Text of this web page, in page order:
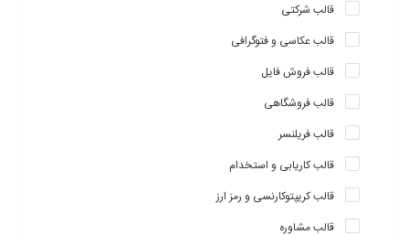
قالب شرکتی
قالب عکاسی و فتوگرافی
قالب فروش فایل
قالب فروشگاهی
قالب فریلنسر
قالب کاریابی و استخدام
قالب کریپتوکارنسی و رمز ارز
قالب مشاوره